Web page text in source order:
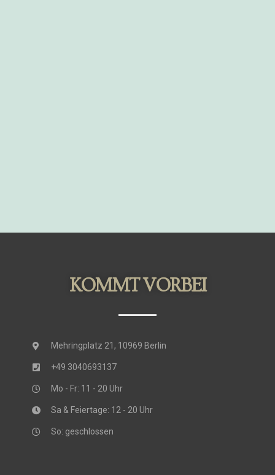
KOMMT VORBEI
Mehringplatz 21, 10969 Berlin
+49 3040693137
Mo - Fr: 11 - 20 Uhr
Sa & Feiertage: 12 - 20 Uhr
So: geschlossen